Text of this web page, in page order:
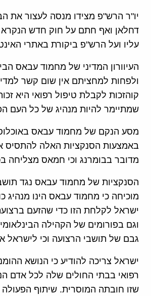
דחלאן ואף חתם על חוק חדש הנקרא
עליו ועל הרש"פ ביקורת באתרי
העיוורון המדיני של מחמוד עבאס
ולפחות למחציתם אין שום קשר
קוהזכות לקבלת טיפול רפואי היא
שמתיימר להיות מנהיג של כל העם
מסע הנקם של מחמוד עבאס
באמצעות הסנקציות האלה להתסיס
מדובר בבומרנג וכי חמאס מצליחה
הסנקציות של מחמוד עבאס נגד
מוכיחה כי מחמוד עבאס הינו
ישראל לקלחת הזו כדי שהזעם
וגם בפורומים של הקהילה
גבם של תושבי הרצועה וכי לישראל
ישראל צריכה להודיע כי הנושא
רפואי בבתי החולים שלה לכל אדם
שזו חובתה המוסרית. שיתוף